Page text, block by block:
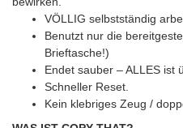
VÖLLIG selbstständig
Benutzt nur die
Brieftasche!)
Endet sauber – ALLES ist
Schneller Reset.
Kein klebriges Zeug /